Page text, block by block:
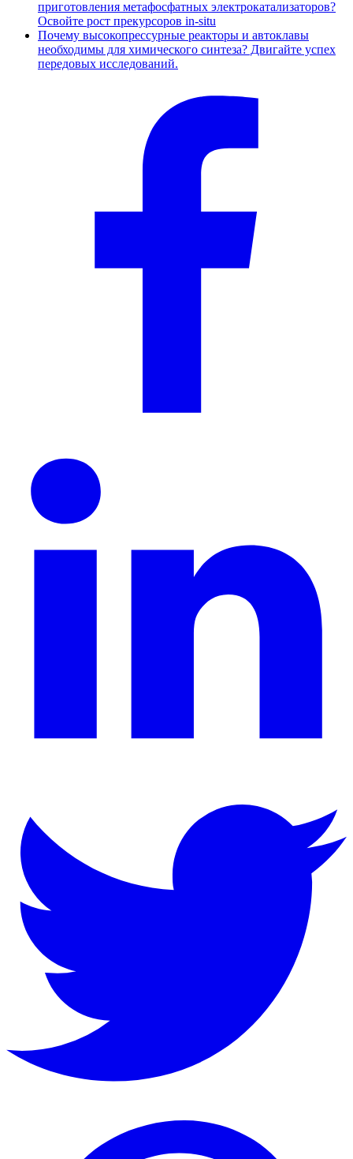
приготовления метафосфатных электрокатализаторов?
Освойте рост прекурсоров in-situ
Почему высокопрессурные реакторы и автоклавы
необходимы для химического синтеза? Двигайте успех
передовых исследований.